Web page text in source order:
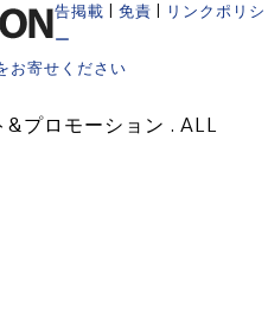
告掲載
免責
リンクポリシ
ー
お寄せください
ロモーション . ALL